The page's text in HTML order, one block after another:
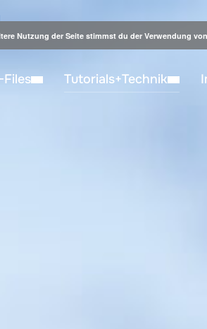
Files Tutorials+Technik
Nutzung der Seite stimmst du der Verwendung